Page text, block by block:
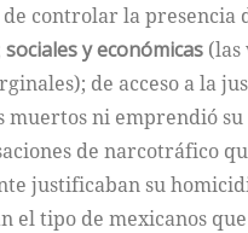
de controlar la presencia
sociales y económicas (las
de acceso a la
muertos ni emprendió su
de narcotráfico
justificaban su
el tipo de mexicanos